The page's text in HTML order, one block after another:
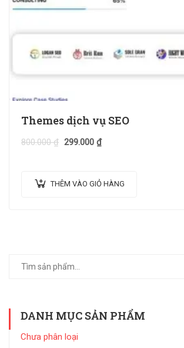
Themes dịch vụ SEO
800.000₫ 299.000 ₫
THÊM VÀO GIỎ HÀNG
DANH MỤC SẢN PHẨM
Chưa phân loại